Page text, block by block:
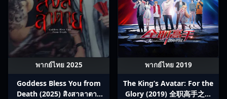
พากย์ไทย 2025
Goddess Bless You from
Death (2025) สิงสาลาตาย
พากย์ไทย 2019
The King’s Avatar: For the
Glory (2019) 全职高手之巅